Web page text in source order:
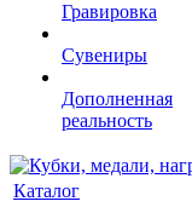
Гравировка
Сувениры
Дополненная
реальность
Каталог